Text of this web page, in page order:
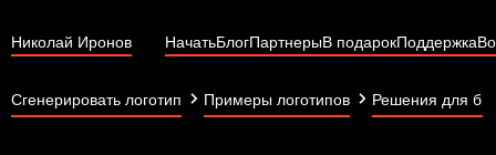
Николай Иронов НачатьБлогПартнерыВ подарокПоддержка
Сгенерировать логотип Примеры логотипов Решения для